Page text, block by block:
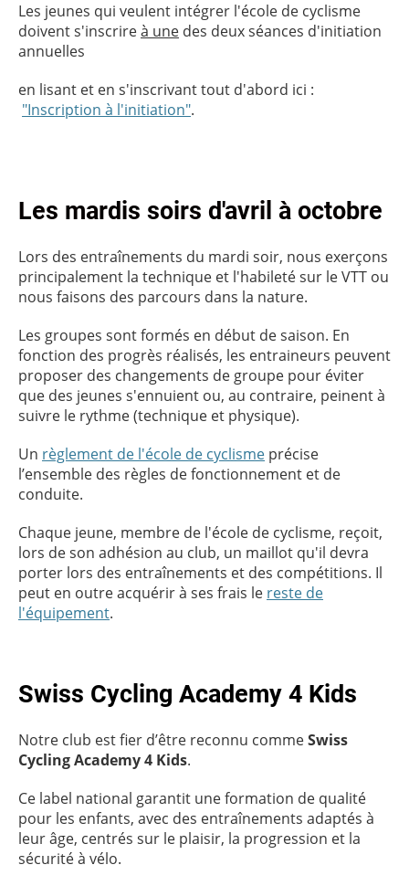
Les jeunes qui veulent intégrer l'école de cyclisme
doivent s'inscrireà une des deux séances d'initiation
annuelles
en lisant et en s'inscrivant tout d'abord ici :
"Inscription à l'initiation".
Les mardis soirs d'avril à octobre
Lors des entraînements du mardi soir, nous exerçons
principalement la technique et l'habileté sur le VTT ou
nous faisons des parcours dans la nature.
Les groupes sont formés en début de saison. En
fonction des progrès réalisés, les entraineurs peuvent
proposer des changements de groupe pour éviter
que des jeunes s'ennuient ou, au contraire, peinent à
suivre le rythme (technique et physique).
Un règlement de l'école de cyclisme précise
l’ensemble des règles de fonctionnement et de
conduite.
Chaque jeune, membre de l'école de cyclisme, reçoit,
lors de son adhésion au club, un maillot qu'il devra
porter lors des entraînements et des compétitions. Il
peut en outre acquérir à ses frais le reste de
l'équipement.
Swiss Cycling Academy 4 Kids
Notre club est fier d’être reconnu commeSwiss
Cycling Academy 4 Kids.
Ce label national garantit une formation de qualité
pour les enfants, avec des entraînements adaptés à
leur âge, centrés sur le plaisir, la progression et la
sécurité à vélo.